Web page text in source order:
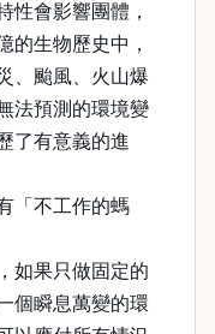
性會影響團體，
的生物歷史中，
、颱風、火山爆
法預測的環境變
了有意義的進
「不工作的螞
如果只做固定的
個瞬息萬變的環